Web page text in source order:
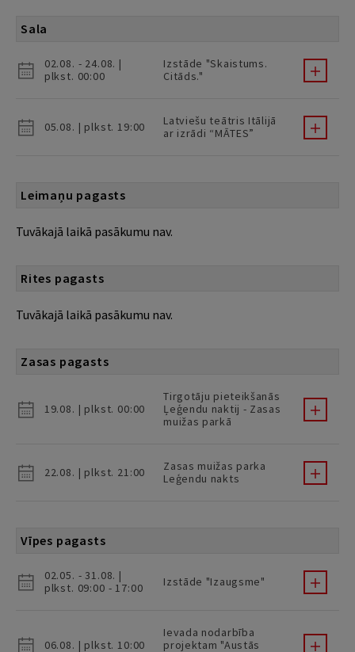
Sala
02.08. - 24.08. |
plkst. 00:00
Izstāde "Skaistums.
Citāds."
05.08. | plkst. 19:00
Latviešu teātris Itālijā
ar izrādi “MĀTES”
Leimaņu pagasts
Tuvākajā laikā pasākumu nav.
Rites pagasts
Tuvākajā laikā pasākumu nav.
Zasas pagasts
19.08. | plkst. 00:00
Tirgotāju pieteikšanās
Ļeģendu naktij - Zasas
muižas parkā
22.08. | plkst. 21:00
Zasas muižas parka
Leģendu nakts
Vīpes pagasts
02.05. - 31.08. |
plkst. 09:00 - 17:00
Izstāde "Izaugsme"
06.08. | plkst. 10:00
Ievada nodarbība
projektam "Austās